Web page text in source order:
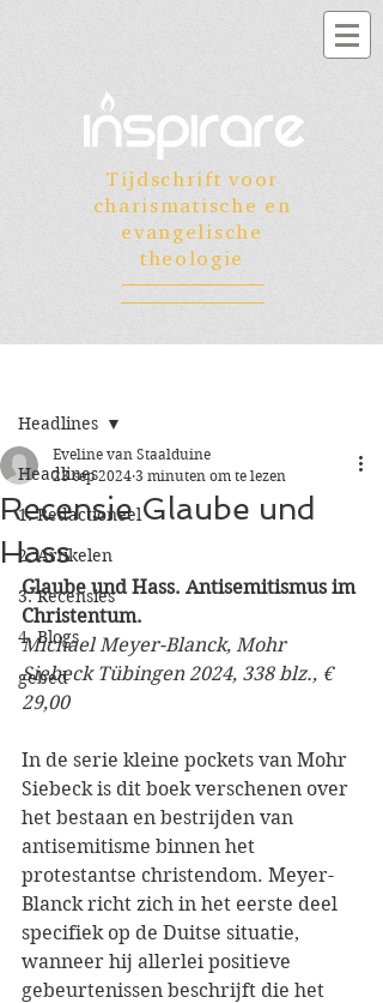
Tijdschrift voor
charismatische en
evangelische
theologie
Headlines
1. Redactioneel
2. Artikelen
3. Recensies
4. Blogs
gebed
Headlines
Recensie Glaube und
Hass
Eveline van Staalduine
23 sep 2024 3 minuten om te lezen
Glaube und Hass. Antisemitismus im
Christentum.
Michael Meyer-Blanck, Mohr
Siebeck Tübingen 2024, 338 blz., €
29,00
In de serie kleine pockets van Mohr
Siebeck is dit boek verschenen over
het bestaan en bestrijden van
antisemitisme binnen het
protestantse christendom. Meyer-
Blanck richt zich in het eerste deel
specifiek op de Duitse situatie,
wanneer hij allerlei positieve
gebeurtenissen beschrijft die het